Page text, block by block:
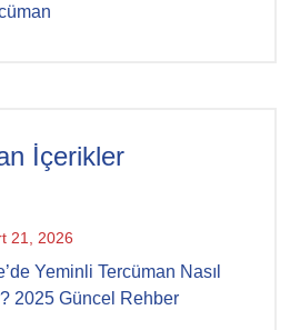
İçerikler
21, 2026
Yeminli Tercüman Nasıl
2025 Güncel Rehber